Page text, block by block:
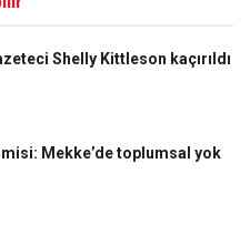
Shelly Kittleson kaçırıldı
Mekke’de toplumsal yok